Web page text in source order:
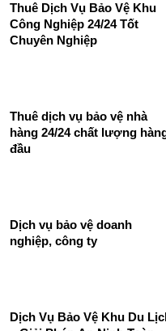
Dịch Vụ Bảo Vệ Đêm Nhà
Máy - Bảo Vệ Long Hoàng
SBC
Thuê Dịch Vụ Bảo Vệ Khu
Công Nghiệp 24/24 Tốt
Thuê dịch vụ bảo vệ nhà
hàng 24/24 chất lượng hàng